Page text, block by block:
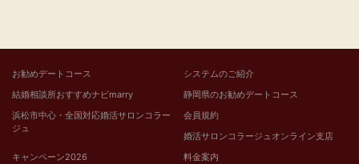
お勧めデートコース
システムのご紹介
結婚相談所おすすめナビmarry
静岡県のお勧めデートコース
浜松市中心・全国対応婚活サロンコラー
ジュ
会員規約
婚活サロンコラージュオンライン支店
キャンペーン2026
料金案内